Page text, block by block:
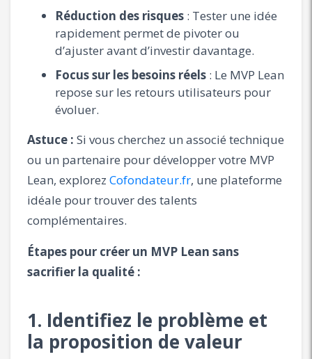
Réduction des risques : Tester une idée
rapidement permet de pivoter ou
d’ajuster avant d’investir davantage.
Focus sur les besoins réels : Le MVP Lean
repose sur les retours utilisateurs pour
évoluer.
Astuce : Si vous cherchez un associé technique
ou un partenaire pour développer votre MVP
Lean, explorez Cofondateur.fr, une plateforme
idéale pour trouver des talents
complémentaires.
Étapes pour créer un MVP Lean sans
sacrifier la qualité :
1. Identifiez le problème et
la proposition de valeur